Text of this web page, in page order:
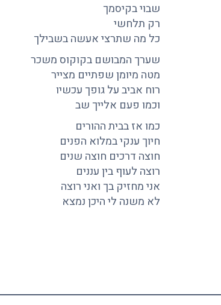
שבוי בקיסמך
רק תלחשי
כל מה שתרצי אעשה בשבילך
שערך המבושם בקוקוס משכר
מטה מיומן שפתיים מצייר
רוח אביב על גופך עכשיו
וכמו פעם אלייך שב
כמו אז בבית ההורים
חיוך ענקי במלוא הפנים
חוצה דרכים חוצה שנים
רוצה לעוף בין עננים
אני מחזיק בך ואני רוצה
לא משנה לי היכן נמצא